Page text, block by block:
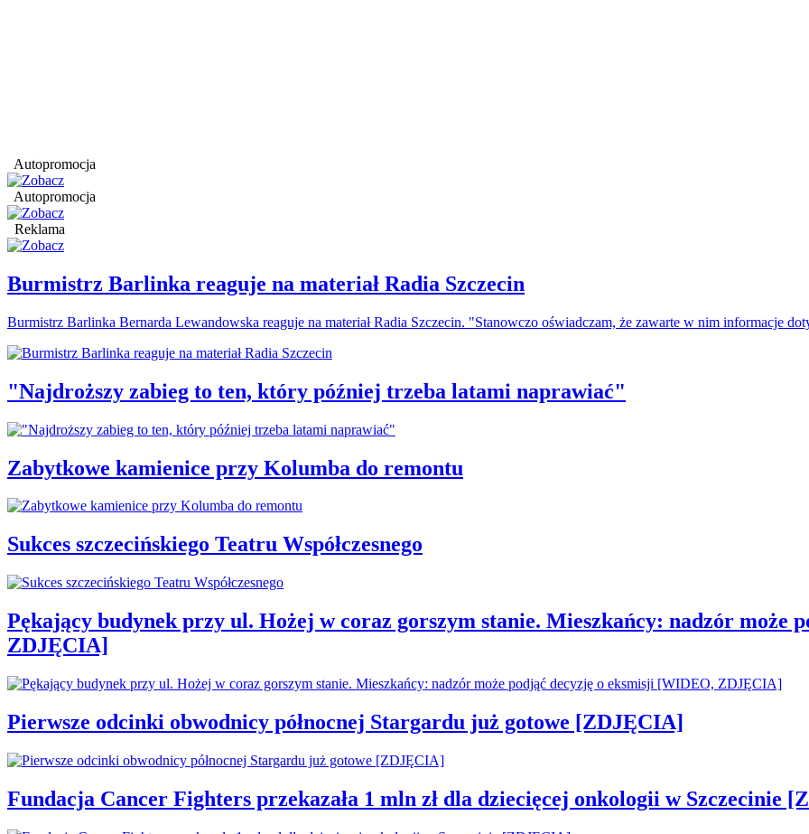
Autopromocja
Autopromocja
Reklama
Burmistrz Barlinka reaguje na materiał Radia Szczecin
Burmistrz Barlinka Bernarda Lewandowska reaguje na materiał Radia Szczecin. "Stanowczo oświadczam, że zawarte w nim informacje
"Najdroższy zabieg to ten, który później trzeba latami naprawiać"
Zabytkowe kamienice przy Kolumba do remontu
Sukces szczecińskiego Teatru Współczesnego
Pękający budynek przy ul. Hożej w coraz gorszym stanie. Mieszkańcy: nadzór może
ZDJĘCIA]
Pierwsze odcinki obwodnicy północnej Stargardu już gotowe [ZDJĘCIA]
Fundacja Cancer Fighters przekazała 1 mln zł dla dziecięcej onkologii w Szczecinie